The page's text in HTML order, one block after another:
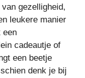
gezelligheid,
leukere manier
een
cadeautje of
een beetje
denk je bij